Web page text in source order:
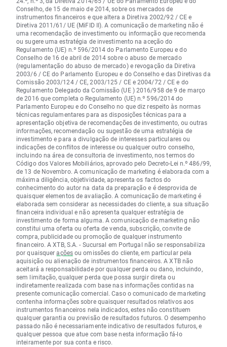
Conselho, de 15 de maio de 2014, sobre os mercados de
instrumentos financeiros e que altera a Diretiva 2002/92 / CE e
Diretiva 2011/61/ UE (MiFID II). A comunicação de marketing não é
uma recomendação de investimento ou informação que recomenda
ou sugere uma estratégia de investimento na aceção do
Regulamento (UE) n.º 596/2014 do Parlamento Europeu e do
Conselho de 16 de abril de 2014 sobre o abuso de mercado
(regulamentação do abuso de mercado) e revogação da Diretiva
2003/6 / CE do Parlamento Europeu e do Conselho e das Diretivas da
Comissão 2003/124 / CE, 2003/125 / CE e 2004/72 / CE e do
Regulamento Delegado da Comissão (UE ) 2016/958 de 9 de março
de 2016 que completa o Regulamento (UE) n.º 596/2014 do
Parlamento Europeu e do Conselho no que diz respeito às normas
técnicas regulamentares para as disposições técnicas para a
apresentação objetiva de recomendações de investimento, ou outras
informações, recomendação ou sugestão de uma estratégia de
investimento e para a divulgação de interesses particulares ou
indicações de conflitos de interesse ou qualquer outro conselho,
incluindo na área de consultoria de investimento, nos termos do
Código dos Valores Mobiliários, aprovado pelo Decreto-Lei n.º 486/99,
de 13 de Novembro. A comunicação de marketing é elaborada com a
máxima diligência, objetividade, apresenta os factos do
conhecimento do autor na data da preparação e é desprovida de
quaisquer elementos de avaliação. A comunicação de marketing é
elaborada sem considerar as necessidades do cliente, a sua situação
financeira individual e não apresenta qualquer estratégia de
investimento de forma alguma. A comunicação de marketing não
constitui uma oferta ou oferta de venda, subscrição, convite de
compra, publicidade ou promoção de qualquer instrumento
financeiro. A XTB, S.A. - Sucursal em Portugal não se responsabiliza
por quaisqueraçõesou omissões do cliente, em particular pela
aquisição ou alienação de instrumentos financeiros. A XTB não
aceitará a responsabilidade por qualquer perda ou dano, incluindo,
sem limitação, qualquer perda que possa surgir direta ou
indiretamente realizada com base nas informações contidas na
presente comunicação comercial. Caso o comunicado de marketing
contenha informações sobre quaisquer resultados relativos aos
instrumentos financeiros nela indicados, estes não constituem
qualquer garantia ou previsão de resultados futuros. O desempenho
passado não é necessariamente indicativo de resultados futuros, e
qualquer pessoa que atue com base nesta informação fá-lo
inteiramente por sua conta e risco.